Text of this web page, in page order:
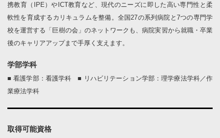
携教育（IPE）やICT教育など、現代のニーズに即した高い専門性と柔
軟性を育成するカリキュラムを整備。全国27の系列病院と7つの専門学
校を運営する「巨樹の会」のネットワークも、病院実習から就職・卒業
後のキャリアアップまで手厚く支えます。
学部学科
■ 看護学部：看護学科 ■ リハビリテーション学部：理学療法学科／作
業療法学科
取得可能資格